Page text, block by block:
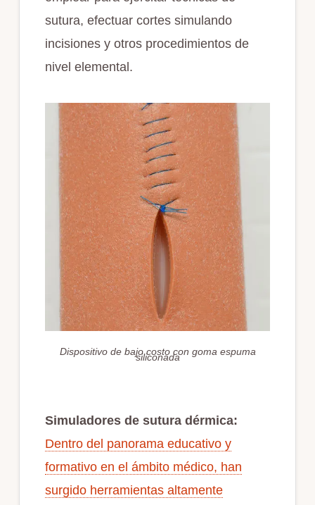
sutura, efectuar cortes simulando
incisiones y otros procedimientos de
nivel elemental.
Dispositivo de bajo costo con goma espuma
siliconada
Simuladores de sutura dérmica:
Dentro del panorama educativo y
formativo en el ámbito médico, han
surgido herramientas altamente